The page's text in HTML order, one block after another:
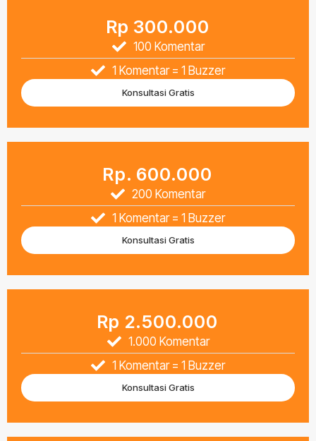
Rp 300.000
100 Komentar
1 Komentar = 1 Buzzer
Konsultasi Gratis
Rp. 600.000
200 Komentar
1 Komentar = 1 Buzzer
Konsultasi Gratis
Rp 2.500.000
1.000 Komentar
1 Komentar = 1 Buzzer
Konsultasi Gratis